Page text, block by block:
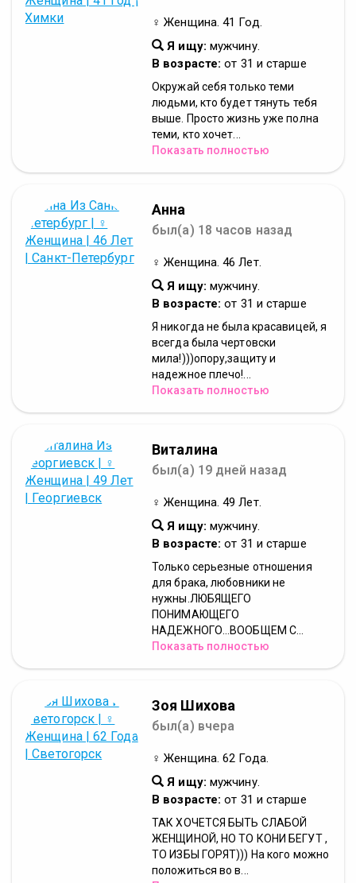
♀ Женщина. 41 Год.
Я ищу: мужчину.
В возрасте: от 31 и старше
Окружай себя только теми
людьми, кто будет тянуть тебя
выше. Просто жизнь уже полна
теми, кто хочет...
Показать полностью
Анна
был(а) 18 часов назад
♀ Женщина. 46 Лет.
Я ищу: мужчину.
В возрасте: от 31 и старше
Я никогда не была красавицей, я
всегда была чертовски
мила!)))опору,защиту и
надежное плечо!...
Показать полностью
Виталина
был(а) 19 дней назад
♀ Женщина. 49 Лет.
Я ищу: мужчину.
В возрасте: от 31 и старше
Только серьезные отношения
для брака, любовники не
нужны.ЛЮБЯЩЕГО
ПОНИМАЮЩЕГО
НАДЕЖНОГО...ВООБЩЕМ С...
Показать полностью
Зоя Шихова
был(а) вчера
♀ Женщина. 62 Года.
Я ищу: мужчину.
В возрасте: от 31 и старше
ТАК ХОЧЕТСЯ БЫТЬ СЛАБОЙ
ЖЕНЩИНОЙ, НО ТО КОНИ БЕГУТ ,
ТО ИЗБЫ ГОРЯТ))) На кого можно
положиться во в...